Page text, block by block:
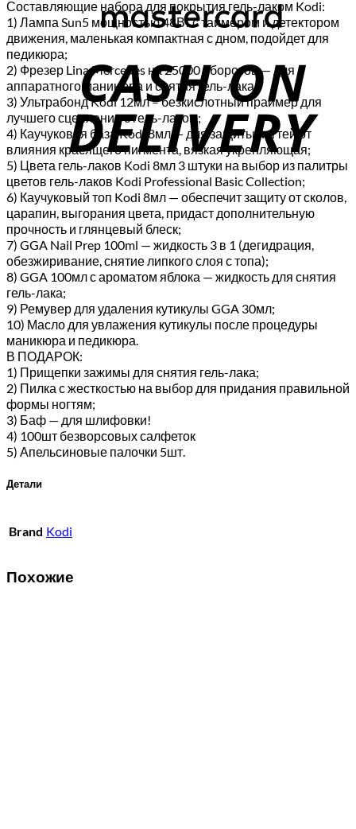
Составляющие набора для покрытия гель-лаком Kodi:
1) Лампа Sun5 мощностью 48Вт с таймером и детектором
движения, маленькая компактная с дном, подойдет для
педикюра;
2) Фрезер Lina Mercedes на 25000 оборотов — для
аппаратного маникюра и снятия гель-лака;
3) Ультрабонд Kodi 12мл – безкислотный праймер для
лучшего сцепления с гель-лаком;
4) Каучуковая база Kodi 8мл — для защиты ногтей от
влияния красящего пигмента, вязкая укрепляющая;
5) Цвета гель-лаков Kodi 8мл 3 штуки на выбор из палитры
цветов гель-лаков Kodi Professional Basic Collection;
6) Каучуковый топ Kodi 8мл — обеспечит защиту от сколов,
царапин, выгорания цвета, придаст дополнительную
прочность и глянцевый блеск;
7) GGA Nail Prep 100ml — жидкость 3 в 1 (дегидрация,
обезжиривание, снятие липкого слоя с топа);
8) GGA 100мл с ароматом яблока — жидкость для снятия
гель-лака;
9) Ремувер для удаления кутикулы GGA 30мл;
10) Масло для увлажения кутикулы после процедуры
маникюра и педикюра.
В ПОДАРОК:
1) Прищепки зажимы для снятия гель-лака;
2) Пилка с жесткостью на выбор для придания правильной
формы ногтям;
3) Баф — для шлифовки!
4) 100шт безворсовых салфеток
5) Апельсиновые палочки 5шт.
Детали
Brand Kodi
Похожие